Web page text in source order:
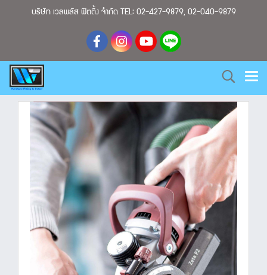
บริษัท เวลพลัส ฟิตติ้ง จำกัด TEL: 02-427-9879, 02-040-9879